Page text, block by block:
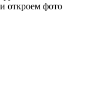
откроем фото